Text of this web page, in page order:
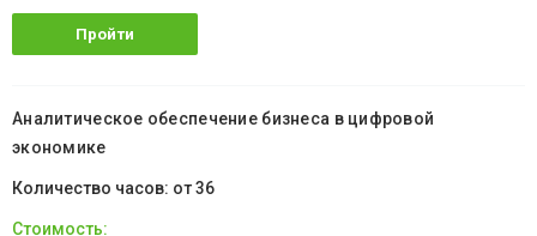
Пройти
Аналитическое обеспечение бизнеса в цифровой
экономике
от 36